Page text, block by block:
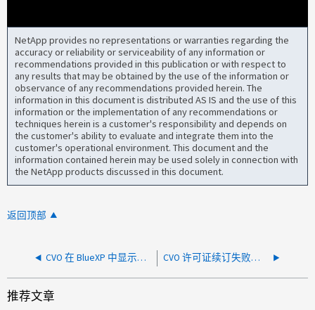
NetApp provides no representations or warranties regarding the
accuracy or reliability or serviceability of any information or
recommendations provided in this publication or with respect to
any results that may be obtained by the use of the information or
observance of any recommendations provided herein. The
information in this document is distributed AS IS and the use of this
information or the implementation of any recommendations or
techniques herein is a customer's responsibility and depends on
the customer's ability to evaluate and integrate them into the
customer's operational environment. This document and the
information contained herein may be used solely in connection with
the NetApp products discussed in this document.
返回顶部
CVO 在 BlueXP 中显示为最新，但实际上并非如此 CVO 许可证续订失败，出现错误：连接到 saas-mp 服务失败。远程关闭
推荐文章